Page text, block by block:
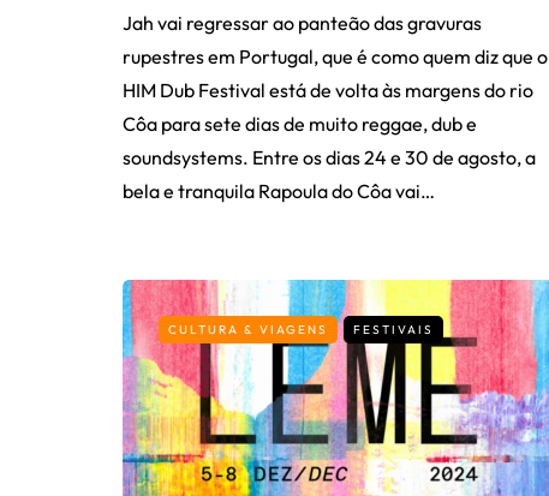
Jah vai regressar ao panteão das gravuras
rupestres em Portugal, que é como quem diz que o
HIM Dub Festival está de volta às margens do rio
Côa para sete dias de muito reggae, dub e
soundsystems. Entre os dias 24 e 30 de agosto, a
bela e tranquila Rapoula do Côa vai…
CULTURA & VIAGENS FESTIVAIS